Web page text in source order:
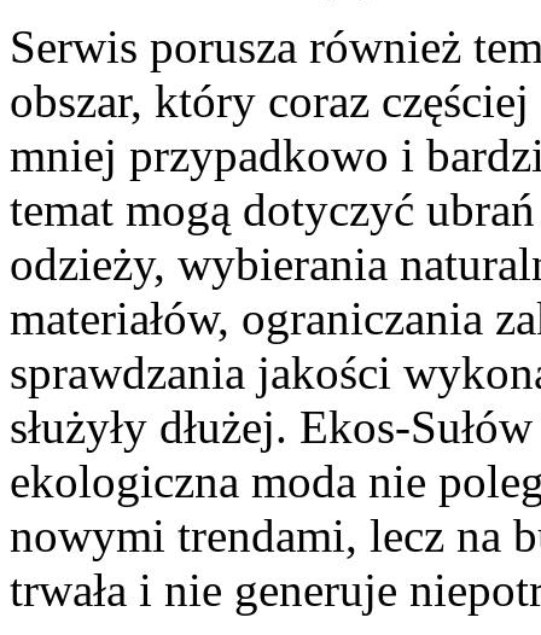
Serwis porusza również
obszar, który coraz
mniej przypadkowo i
temat mogą dotyczyć
odzieży, wybierania
materiałów, ograniczania
sprawdzania jakości
służyły dłużej. Ekos-
ekologiczna moda nie
nowymi trendami, lecz na
trwała i nie generuje